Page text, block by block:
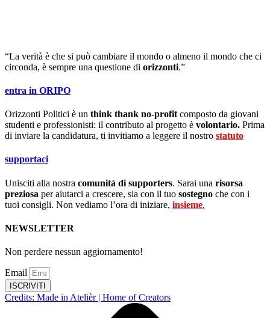
“La verità è che si può cambiare il mondo o almeno il mondo che ci
circonda, è sempre una questione di orizzonti.”
entra in ORIPO
Orizzonti Politici è un think thank no-profit composto da giovani
studenti e professionisti: il contributo al progetto è volontario. Prima
di inviare la candidatura, ti invitiamo a leggere il nostro statuto
supportaci
Unisciti alla nostra comunità di supporters. Sarai una risorsa
preziosa per aiutarci a crescere, sia con il tuo sostegno che con i
tuoi consigli. Non vediamo l’ora di iniziare, insieme.
NEWSLETTER
Non perdere nessun aggiornamento!
Email
ISCRIVITI
Credits: Made in Atelièr | Home of Creators